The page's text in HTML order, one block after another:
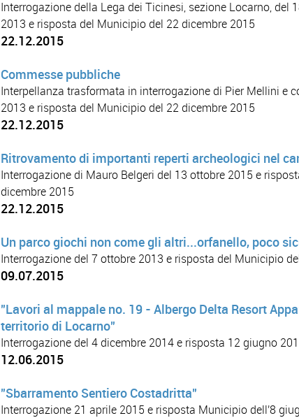
Interrogazione della Lega dei Ticinesi, sezione Locarno, del
2013 e risposta del Municipio del 22 dicembre 2015
22.12.2015
Commesse pubbliche
Interpellanza trasformata in interrogazione di Pier Mellini e
2013 e risposta del Municipio del 22 dicembre 2015
22.12.2015
Ritrovamento di importanti reperti archeologici nel
Interrogazione di Mauro Belgeri del 13 ottobre 2015 e
dicembre 2015
22.12.2015
Un parco giochi non come gli altri...orfanello, poco
Interrogazione del 7 ottobre 2013 e risposta del Municipio
09.07.2015
"Lavori al mappale no. 19 - Albergo Delta Resort
territorio di Locarno"
Interrogazione del 4 dicembre 2014 e risposta 12 giugno
12.06.2015
"Sbarramento Sentiero Costadritta"
Interrogazione 21 aprile 2015 e risposta Municipio dell'8